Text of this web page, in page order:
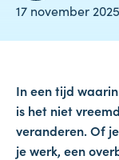
17 november 2025
In een tijd
is het niet
veranderen. Of
je werk, een